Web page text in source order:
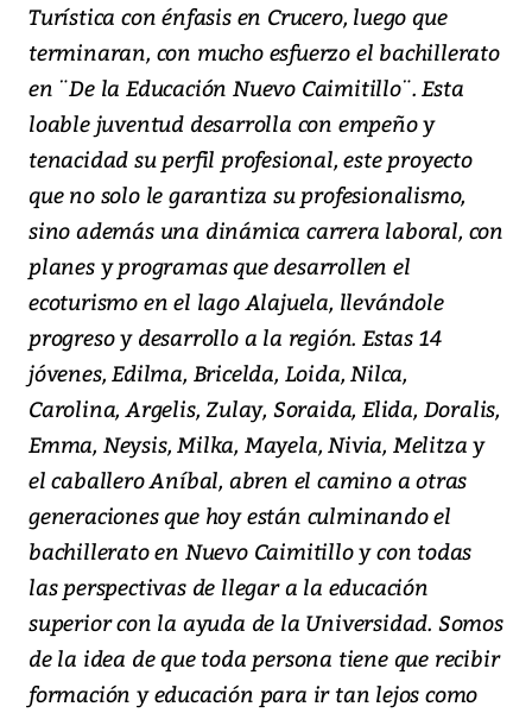
Turística con énfasis en Crucero, luego que
terminaran, con mucho esfuerzo el bachillerato
en ¨De la Educación Nuevo Caimitillo¨. Esta
loable juventud desarrolla con empeño y
tenacidad su perfil profesional, este proyecto
que no solo le garantiza su profesionalismo,
sino además una dinámica carrera laboral, con
planes y programas que desarrollen el
ecoturismo en el lago Alajuela, llevándole
progreso y desarrollo a la región. Estas 14
jóvenes, Edilma, Bricelda, Loida, Nilca,
Carolina, Argelis, Zulay, Soraida, Elida, Doralis,
Emma, Neysis, Milka, Mayela, Nivia, Melitza y
el caballero Aníbal, abren el camino a otras
generaciones que hoy están culminando el
bachillerato en Nuevo Caimitillo y con todas
las perspectivas de llegar a la educación
superior con la ayuda de la Universidad. Somos
de la idea de que toda persona tiene que recibir
formación y educación para ir tan lejos como